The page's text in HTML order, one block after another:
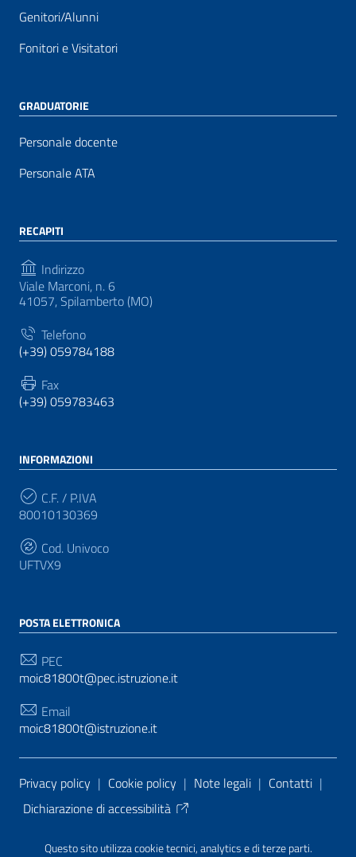
Questo sito utilizza cookie tecnici, analytics e di terze parti.
Genitori/Alunni
Fonitori e Visitatori
GRADUATORIE
Personale docente
Personale ATA
RECAPITI
Indirizzo
Viale Marconi, n. 6
41057, Spilamberto (MO)
Telefono
(+39) 059784188
Fax
(+39) 059783463
INFORMAZIONI
C.F. / P.IVA
80010130369
Cod. Univoco
UFTVX9
POSTA ELETTRONICA
PEC
moic81800t@pec.istruzione.it
Email
moic81800t@istruzione.it
Sezione Link Utili
Privacy policy | Cookie policy | Note legali | Contatti |
Dichiarazione di accessibilità